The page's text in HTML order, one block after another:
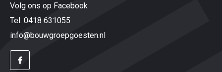
Volg ons op Facebook
Tel. 0418 631055
info@bouwgroepgoesten.nl